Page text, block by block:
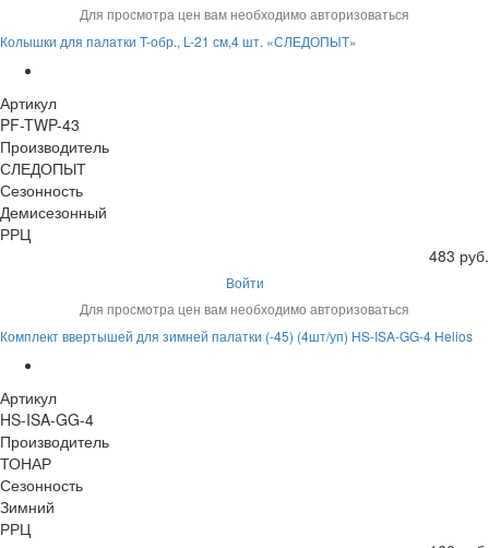
Для просмотра цен вам необходимо авторизоваться
Колышки для палатки T-обр., L-21 см,4 шт. «СЛЕДОПЫТ»
Артикул
PF-TWP-43
Производитель
СЛЕДОПЫТ
Сезонность
Демисезонный
РРЦ
483 руб.
Войти
Для просмотра цен вам необходимо авторизоваться
Комплект ввертышей для зимней палатки (-45) (4шт/уп) HS-ISA-GG-4 Helios
Артикул
HS-ISA-GG-4
Производитель
ТОНАР
Сезонность
Зимний
РРЦ